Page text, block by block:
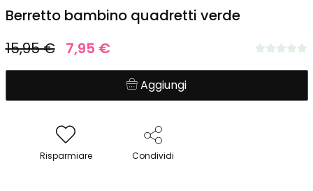
Berretto bambino quadretti verde
15,95 € 7,95 €
Aggiungi
Risparmiare Condividi